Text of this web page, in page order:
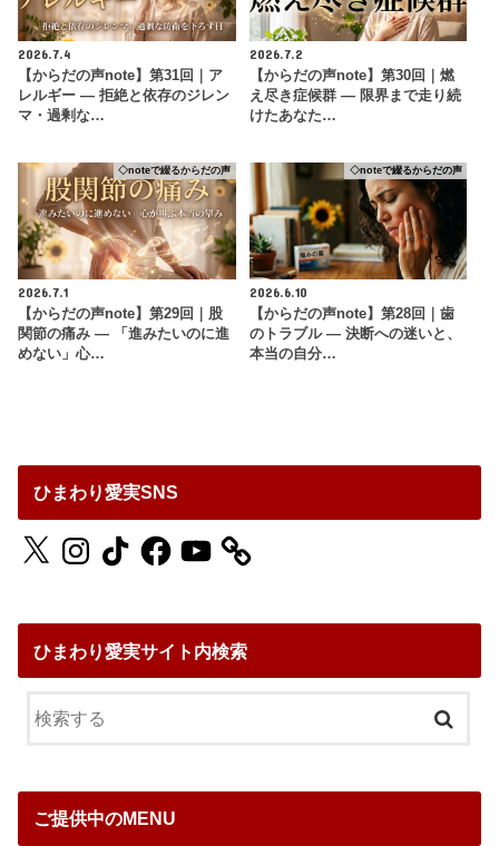
2026.7.4
【からだの声note】第31回｜ア
レルギー ― 拒絶と依存のジレン
マ・過剰な…
2026.7.2
【からだの声note】第30回｜燃
え尽き症候群 ― 限界まで走り続
けたあなた…
◇noteで綴るからだの声
2026.7.1
【からだの声note】第29回｜股
関節の痛み ― 「進みたいのに進
めない」心…
◇noteで綴るからだの声
2026.6.10
【からだの声note】第28回｜歯
のトラブル ― 決断への迷いと、
本当の自分…
ひまわり愛実SNS
X InstagramTikTokFacebookYouTube
ひまわり愛実サイト内検索
ご提供中のMENU